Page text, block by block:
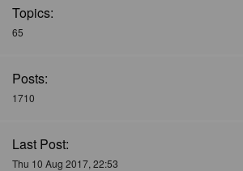
Topics:
65
Posts:
1710
Last Post:
Thu 10 Aug 2017, 22:53